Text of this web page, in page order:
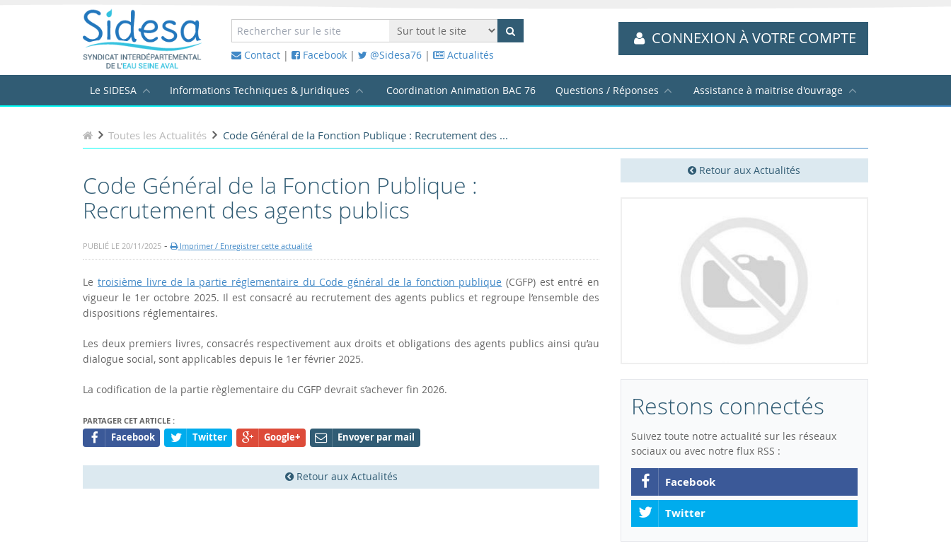
Contact | Facebook | @Sidesa76 | Actualités
CONNEXION À VOTRE COMPTE
Le SIDESA Informations Techniques & Juridiques Coordination Animation BAC 76 Questions / Réponses Assistance à maitrise d'ouvrage
Toutes les Actualités Code Général de la Fonction Publique : Recrutement des ...
Retour aux Actualités
Restons connectés
Suivez toute notre actualité sur les réseaux
sociaux ou avec notre flux RSS :
Facebook
Twitter
Code Général de la Fonction Publique :
Recrutement des agents publics
PUBLIÉ LE 20/11/2025 - Imprimer / Enregistrer cette actualité
Letroisième livre de la partie réglementaire du Code général de la fonction publique (CGFP) est entré en
vigueur le 1er octobre 2025. Il est consacré au recrutement des agents publics et regroupe l’ensemble des
dispositions réglementaires.
Les deux premiers livres, consacrés respectivement aux droits et obligations des agents publics ainsi qu’au
dialogue social, sont applicables depuis le 1er février 2025.
La codification de la partie règlementaire du CGFP devrait s’achever fin 2026.
PARTAGER CET ARTICLE :
Facebook Twitter Google+ Envoyer par mail
Retour aux Actualités